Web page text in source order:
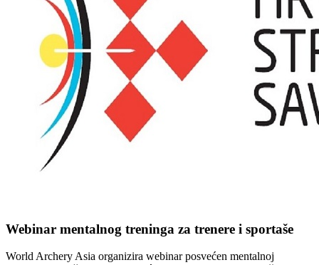
Webinar mentalnog treninga za trenere i sportaše
World Archery Asia organizira webinar posvećen mentalnoj